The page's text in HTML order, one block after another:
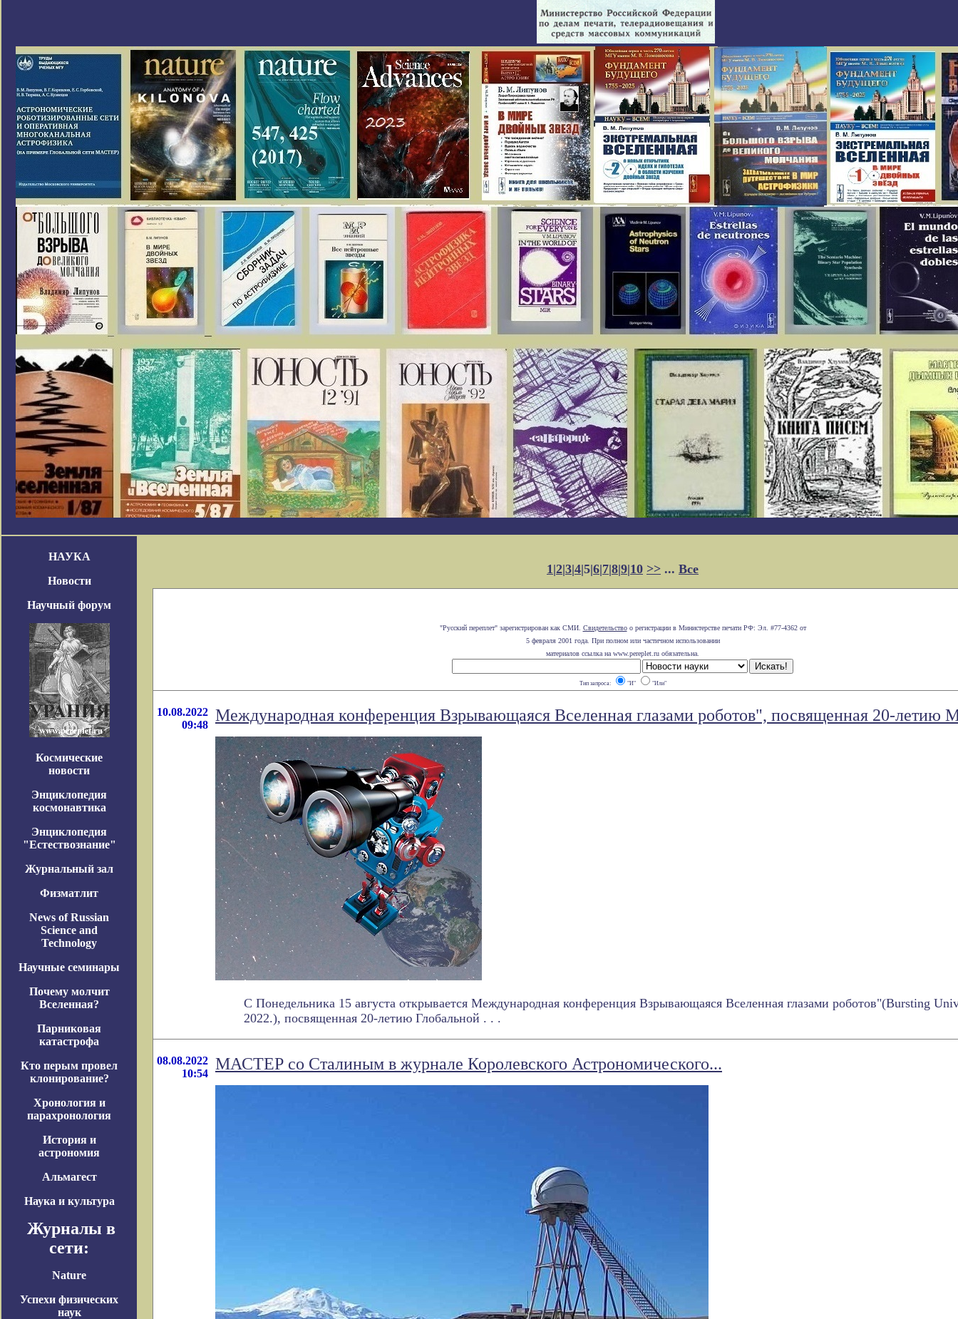
НАУКА
Новости
Научный форум
Космические
новости
Энциклопедия
космонавтика
Энциклопедия
"Естествознание"
Журнальный зал
Физматлит
News of Russian
Science and
Technology
Научные семинары
Почему молчит
Вселенная?
Парниковая
катастрофа
Кто перым провел
клонирование?
Хронология и
парахронология
История и
астрономия
Альмагест
Наука и культура
Журналы в
сети:
Nature
Успехи физических
наук
1|2|3|4|5|6|7|8|9|10 >> ... Все
"Русский переплет" зарегистрирован как СМИ. Свидетельствоо регистрации в Министерстве печати РФ: Эл. #77-4362 от
5 февраля 2001 года. При полном или частичном использовании
материалов ссылка на www.pereplet.ru обязательна.
Тип запроса: "И" "Или"
10.08.2022
09:48
Международная конференция Взрывающаяся Вселенная глазами роботов", посвященная 20-
C Понедельника 15 августа открывается Международная конференция Взрывающаяся Вселенная глазами роботов"(Bursting
2022.), посвященная 20-летию Глобальной . . .
08.08.2022
10:54
МАСТЕР со Сталиным в журнале Королевского Астрономического...